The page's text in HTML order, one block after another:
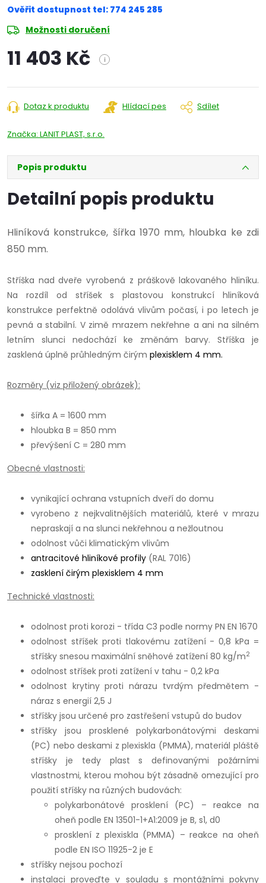
Ověřit dostupnost tel: 774 245 285
Možnosti doručení
11 403 Kč i
cena:
Dotaz k produktu Hlídací pes Sdílet
Značka: LANIT PLAST, s.r.o.
Popis produktu
Detailní popis produktu
Hliníková konstrukce, šířka 1970 mm, hloubka ke zdi
850 mm.
Stříška nad dveře vyrobená z práškově lakovaného hliníku.
Na rozdíl od stříšek s plastovou konstrukcí hliníková
konstrukce perfektně odolává vlivům počasí, i po letech je
pevná a stabilní. V zimě mrazem nekřehne a ani na silném
letním slunci nedochází ke změnám barvy. Stříška je
zasklená úplně průhledným čirým plexisklem 4 mm.
Rozměry (viz přiložený obrázek):
šířka A = 1600 mm
hloubka B = 850 mm
převýšení C = 280 mm
Obecné vlastnosti:
vynikající ochrana vstupních dveří do domu
vyrobeno z nejkvalitnějších materiálů, které v mrazu
nepraskají a na slunci nekřehnou a nežloutnou
odolnost vůči klimatickým vlivům
antracitové hliníkové profily (RAL 7016)
zasklení čirým plexisklem 4 mm
Technické vlastnosti:
odolnost proti korozi - třída C3 podle normy PN EN 1670
odolnost stříšek proti tlakovému zatížení - 0,8 kPa =
stříšky snesou maximální sněhové zatížení 80 kg/m2
odolnost stříšek proti zatížení v tahu - 0,2 kPa
odolnost krytiny proti nárazu tvrdým předmětem -
náraz s energií 2,5 J
stříšky jsou určené pro zastřešení vstupů do budov
stříšky jsou prosklené polykarbonátovými deskami
(PC) nebo deskami z plexiskla (PMMA), materiál pláště
stříšky je tedy plast s definovanými požárními
vlastnostmi, kterou mohou být zásadně omezující pro
použití stříšky na různých budovách:
polykarbonátové prosklení (PC) – reakce na
oheň podle EN 13501-1+A1:2009 je B, s1, d0
prosklení z plexiskla (PMMA) – reakce na oheň
podle EN ISO 11925-2 je E
stříšky nejsou pochozí
instalaci proveďte v souladu s montážními pokyny